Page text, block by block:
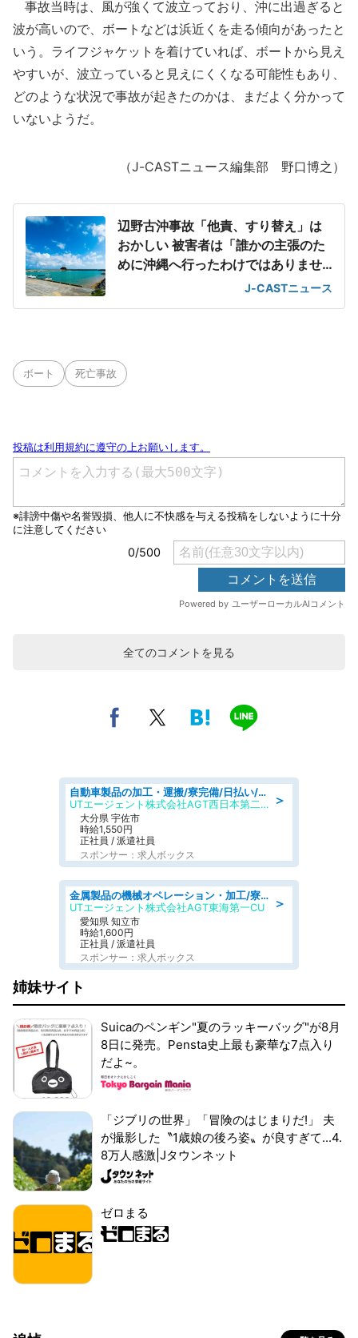
事故当時は、風が強くて波立っており、沖に出過ぎると
波が高いので、ボートなどは浜近くを走る傾向があったと
いう。ライフジャケットを着けていれば、ボートから見え
やすいが、波立っていると見えにくくなる可能性もあり、
どのような状況で事故が起きたのかは、まだよく分かって
いないようだ。
（J-CASTニュース編集部 野口博之）
辺野古沖事故「他責、すり替え」は
おかしい 被害者は「誰かの主張のた
めに沖縄へ行ったわけではありませ
J-CASTニュース
ボート 死亡事故
全てのコメントを見る
＞
自動車製品の加工・運搬/寮完備/日払い/工場・製造
UTエージェント株式会社AGT西日本第二CU
大分県 宇佐市
時給1,550円
正社員 / 派遣社員
スポンサー：求人ボックス
＞
金属製品の機械オペレーション・加工/寮完備/日払い/工場・製造
UTエージェント株式会社AGT東海第一CU
愛知県 知立市
時給1,600円
正社員 / 派遣社員
スポンサー：求人ボックス
姉妹サイト
Suicaのペンギン"夏のラッキーバッグ"が8月
8日に発売。Pensta史上最も豪華な7点入り
だよ~。
「ジブリの世界」「冒険のはじまりだ!」 夫
が撮影した〝1歳娘の後ろ姿〟が良すぎて...4.
8万人感激|Jタウンネット
ゼロまる